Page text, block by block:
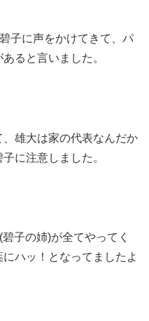
子に声をかけてきて、パ
ると言いました。
雄大は家の代表なんだか
に注意しました。
子の姉)が全てやってく
ハッ！となってましたよ